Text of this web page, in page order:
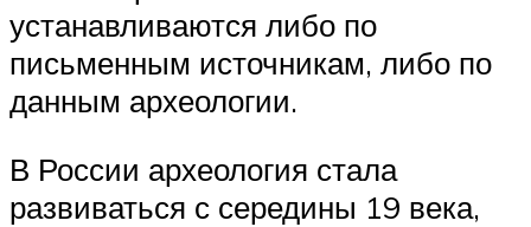
устанавливаются либо по
письменным источникам, либо по
данным археологии.
В России археология стала
развиваться с середины 19 века,